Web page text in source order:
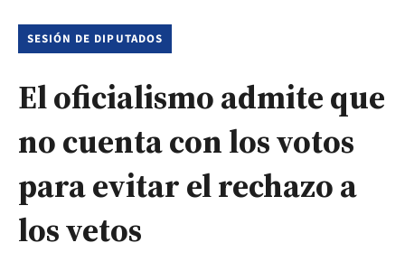
SESIÓN DE DIPUTADOS
El oficialismo admite que
no cuenta con los votos
para evitar el rechazo a
los vetos